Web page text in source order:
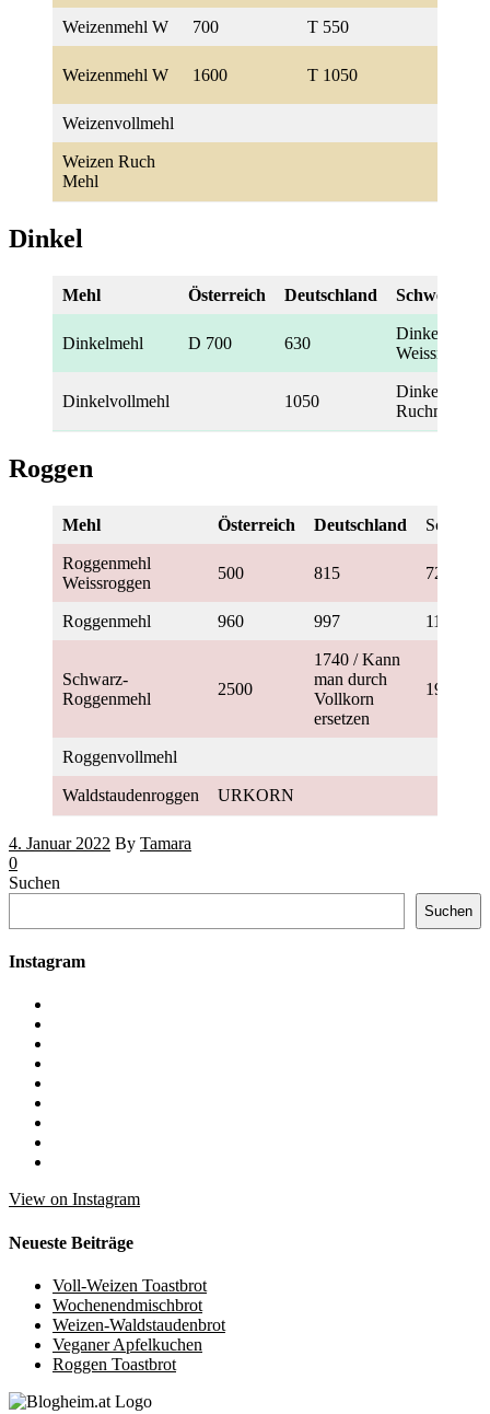
Weizenmehl W 700 T 550
Weizenmehl W 1600 T 1050
Weizenvollmehl
Weizen Ruch
Mehl
Dinkel
Mehl Österreich Deutschland Schweiz
Dinkelmehl D 700 630
Dinkel
Weissmehl
Dinkelvollmehl 1050
Dinkel-
Ruchmehl
Roggen
Mehl Österreich Deutschland Schweiz
Roggenmehl
Weissroggen
500 815 720
Roggenmehl 960 997 1100
Schwarz-
Roggenmehl
2500
1740 / Kann
man durch
Vollkorn
ersetzen
1900
Roggenvollmehl
Waldstaudenroggen URKORN
4. Januar 2022 By Tamara
0
Suchen
Suchen
Instagram
View on Instagram
Neueste Beiträge
Voll-Weizen Toastbrot
Wochenendmischbrot
Weizen-Waldstaudenbrot
Veganer Apfelkuchen
Roggen Toastbrot